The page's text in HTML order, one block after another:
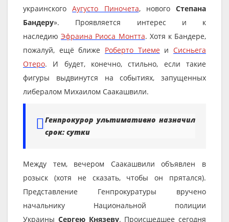
украинскогоАугусто Пиночета, нового Степана
Бандеру». Проявляется интерес и к
наследиюЭфраина Риоса Монтта. Хотя к Бандере,
пожалуй, ещё ближе Роберто Тиеме и Сисньега
Отеро. И будет, конечно, стильно, если такие
фигуры выдвинутся на событиях, запущенных
либералом Михаилом Саакашвили.
Генпрокурор ультимативно назначил
срок: сутки
Между тем, вечером Саакашвили объявлен в
розыск (хотя не сказать, чтобы он прятался).
Представление Генпрокуратуры вручено
начальнику Национальной полиции
Украины Сергею Князеву. Происшедшее сегодня